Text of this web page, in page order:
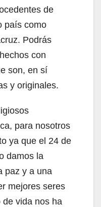
de
país como
Podrás
con
son, en sí
y originales.
para nosotros
ya que el 24 de
damos la
paz y a una
mejores seres
vida nos ha